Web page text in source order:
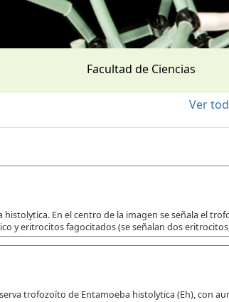
Facultad de Ciencias
Ver
En el centro de la imagen se señala el
y eritrocitos fagocitados (se señalan dos
trofozoíto de Entamoeba histolytica (Eh), con